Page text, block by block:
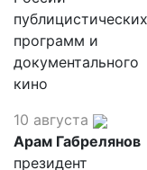
публицистических
программ и
документального
кино
10 августа
Арам Габрелянов
президент